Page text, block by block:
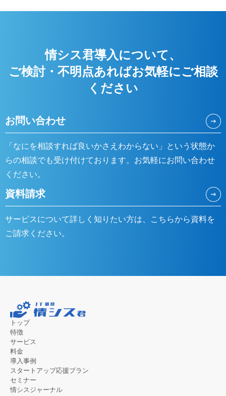
情シス君導入について、
ご検討・不明点あればお気軽にご相談
ください
お問い合わせ
「なにを相談すれば良いかさえわからない」という状態か
らの相談でも受け付けております。お気軽にお問い合わせ
ください。
資料請求
サービスについて詳しく知りたい方は、こちらから資料を
ご請求ください。
トップ
特徴
サービス
料金
導入事例
スタートアップ応援プラン
セミナー
情シスジャーナル